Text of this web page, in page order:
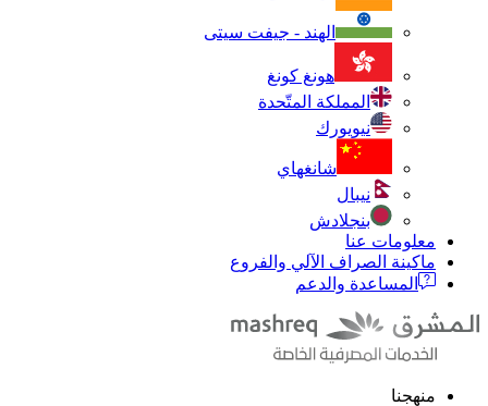
الهند - جيفت سيتى
هونغ كونغ
المملكة المتّحدة
نيويورك
شانغهاي
نيبال
بنجلادش
معلومات عنا
ماكينة الصراف الآلي والفروع
المساعدة والدعم
منهجنا